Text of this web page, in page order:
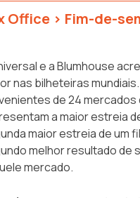
Office > Fim-de-
e a Blumhouse
nas bilheteiras
de 24
a maior estreia
maior estreia de um
melhor resultado de
mercado.